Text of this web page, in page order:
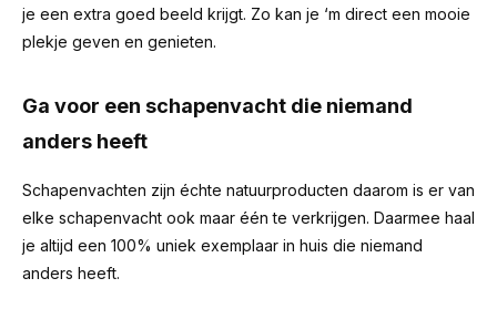
je een extra goed beeld krijgt. Zo kan je ‘m direct een mooie
plekje geven en genieten.
Ga voor een schapenvacht die niemand
anders heeft
Schapenvachten zijn échte natuurproducten daarom is er van
elke schapenvacht ook maar één te verkrijgen. Daarmee haal
je altijd een 100% uniek exemplaar in huis die niemand
anders heeft.